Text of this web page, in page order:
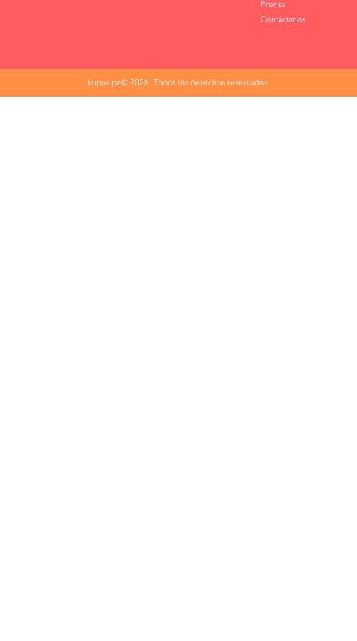
Prensa
Contáctanos
kupos.pe© 2026. Todos los derechos reservados.